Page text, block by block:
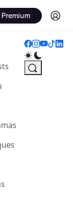
Premium Log in